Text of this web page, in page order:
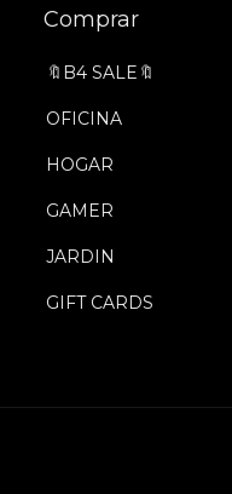
Comprar
🔖B4 SALE🔖
OFICINA
HOGAR
GAMER
JARDIN
GIFT CARDS